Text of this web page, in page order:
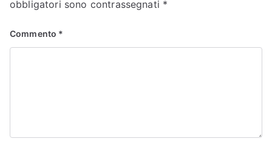
obbligatori sono contrassegnati *
Commento *